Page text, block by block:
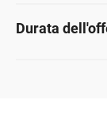
Durata